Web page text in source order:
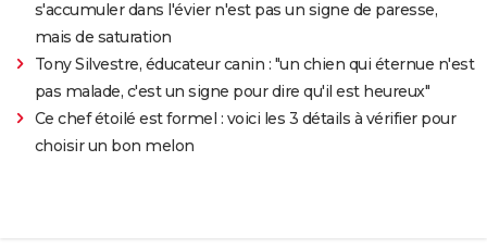
s'accumuler dans l'évier n'est pas un signe de paresse,
mais de saturation
Tony Silvestre, éducateur canin : "un chien qui éternue n'est
pas malade, c'est un signe pour dire qu'il est heureux"
Ce chef étoilé est formel : voici les 3 détails à vérifier pour
choisir un bon melon